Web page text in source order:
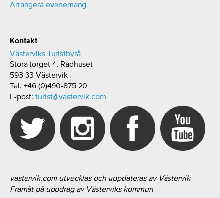
Arrangera evenemang
Kontakt
Västerviks Turistbyrå
Stora torget 4, Rådhuset
593 33 Västervik
Tel: +46 (0)490-875 20
E-post: turist@vastervik.com
vastervik.com utvecklas och uppdateras av Västervik
Framåt på uppdrag av Västerviks kommun